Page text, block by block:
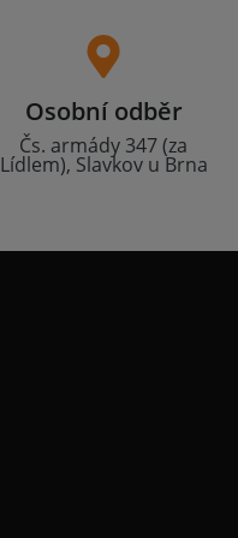
Osobní odběr
Čs. armády 347 (za
Lídlem), Slavkov u Brna